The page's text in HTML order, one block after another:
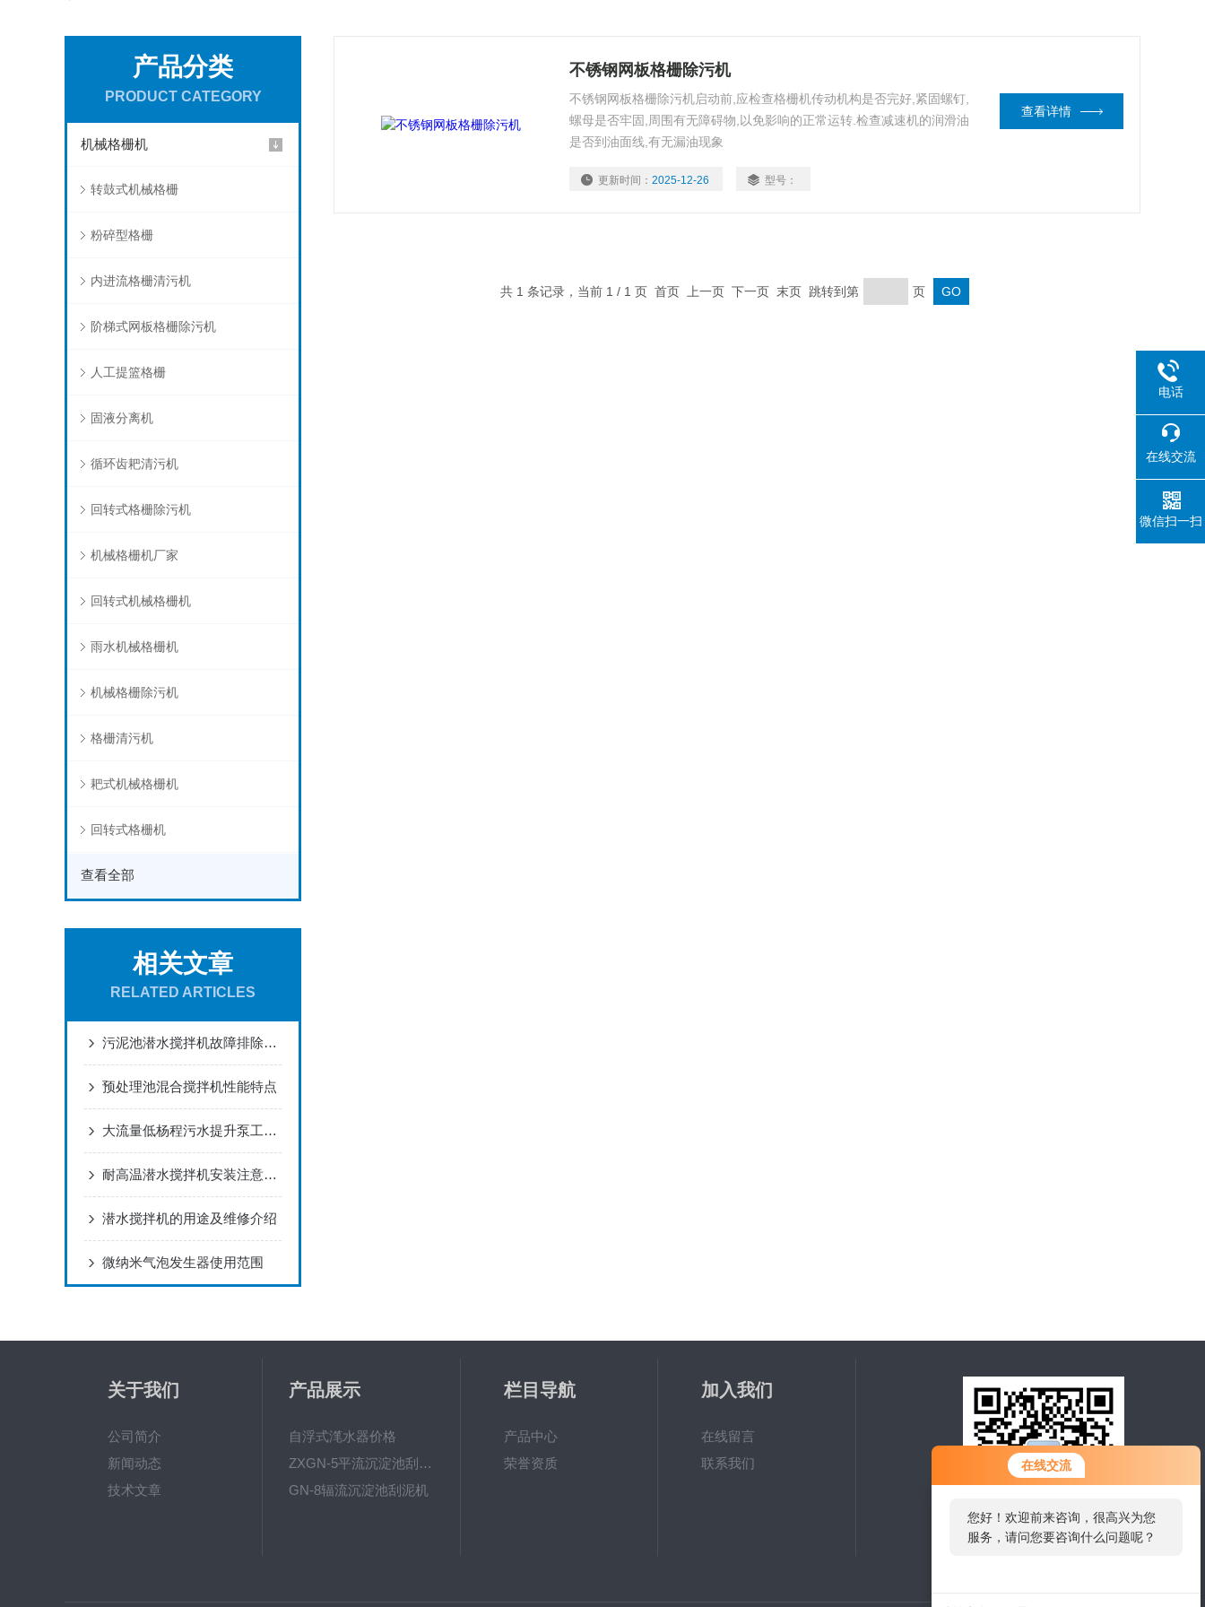
在线交流
您好！欢迎前来咨询，很高兴为您
服务，请问您要咨询什么问题呢？
产品分类
PRODUCT CATEGORY
机械格栅机
转鼓式机械格栅
粉碎型格栅
内进流格栅清污机
阶梯式网板格栅除污机
人工提篮格栅
固液分离机
循环齿耙清污机
回转式格栅除污机
机械格栅机厂家
回转式机械格栅机
雨水机械格栅机
机械格栅除污机
格栅清污机
耙式机械格栅机
回转式格栅机
查看全部
相关文章
RELATED ARTICLES
污泥池潜水搅拌机故障排除的方法
预处理池混合搅拌机性能特点
大流量低杨程污水提升泵工作原理
耐高温潜水搅拌机安装注意事项
潜水搅拌机的用途及维修介绍
微纳米气泡发生器使用范围
不锈钢网板格栅除污机
不锈钢网板格栅除污机启动前,应检查格栅机传动机构是否完好,紧固螺钉,
螺母是否牢固,周围有无障碍物,以免影响的正常运转.检查减速机的润滑油
是否到油面线,有无漏油现象
更新时间：2025-12-26 型号：
查看详情
共 1 条记录，当前 1 / 1 页 首页 上一页 下一页 末页 跳转到第 页
关于我们
公司简介
新闻动态
技术文章
产品展示
自浮式滗水器价格
ZXGN-5平流沉淀池刮泥机
GN-8辐流沉淀池刮泥机
栏目导航
产品中心
荣誉资质
加入我们
在线留言
联系我们
电话
在线交流
微信扫一扫